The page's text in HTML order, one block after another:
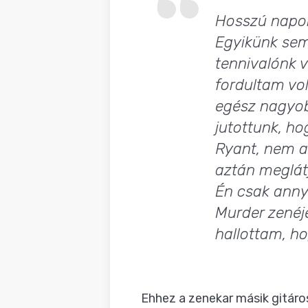
Hosszú
Egyikünk
tennivalónk
fordultam
egész
jutottunk,
Ryant, nem
aztán
Én csak
Murder
hallottam,
Ehhez a zenekar másik